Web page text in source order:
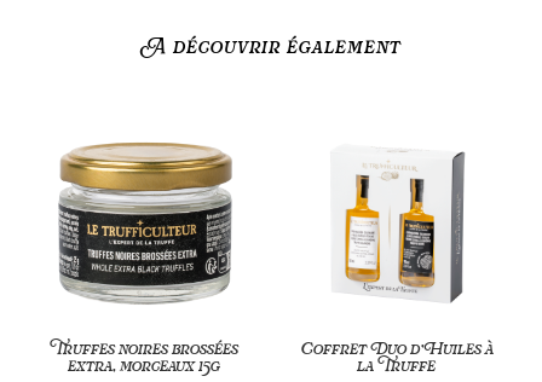
A découvrir également
Truffes noires brossées
extra, morceaux 15g
Coffret Duo d’Huiles à
la Truffe